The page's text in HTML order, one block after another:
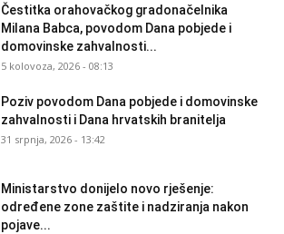
Čestitka orahovačkog gradonačelnika
Milana Babca, povodom Dana pobjede i
domovinske zahvalnosti...
5 kolovoza, 2026 - 08:13
Poziv povodom Dana pobjede i domovinske
zahvalnosti i Dana hrvatskih branitelja
31 srpnja, 2026 - 13:42
Ministarstvo donijelo novo rješenje:
određene zone zaštite i nadziranja nakon
pojave...